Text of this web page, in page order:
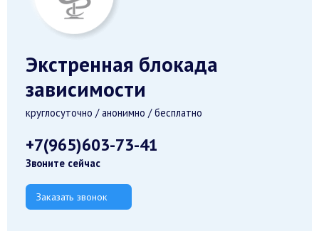
Экстренная блокада
зависимости
круглосуточно / анонимно / бесплатно
+7(965)603-73-41
Звоните сейчас
Заказать звонок